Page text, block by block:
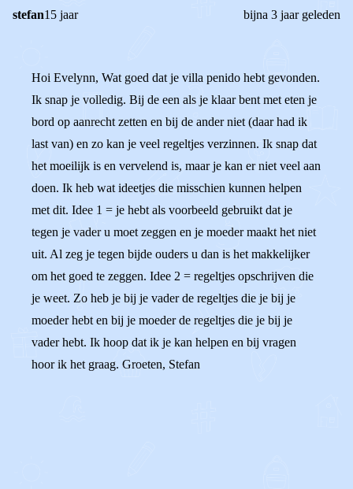
stefan15 jaar bijna 3 jaar geleden
Hoi Evelynn, Wat goed dat je villa penido hebt gevonden.
Ik snap je volledig. Bij de een als je klaar bent met eten je
bord op aanrecht zetten en bij de ander niet (daar had ik
last van) en zo kan je veel regeltjes verzinnen. Ik snap dat
het moeilijk is en vervelend is, maar je kan er niet veel aan
doen. Ik heb wat ideetjes die misschien kunnen helpen
met dit. Idee 1 = je hebt als voorbeeld gebruikt dat je
tegen je vader u moet zeggen en je moeder maakt het niet
uit. Al zeg je tegen bijde ouders u dan is het makkelijker
om het goed te zeggen. Idee 2 = regeltjes opschrijven die
je weet. Zo heb je bij je vader de regeltjes die je bij je
moeder hebt en bij je moeder de regeltjes die je bij je
vader hebt. Ik hoop dat ik je kan helpen en bij vragen
hoor ik het graag. Groeten, Stefan